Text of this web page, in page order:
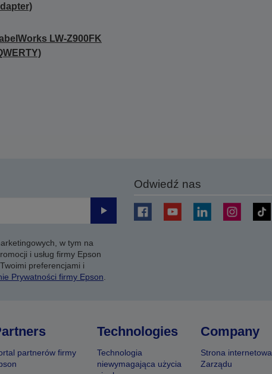
LW-Z900FK
Prześlij
w tym na
i usług firmy Epson
preferencjami i
Prywatności firmy Epson
Odwiedź nas
partnerów firmy
Technologies
Technologia
niewymagająca użycia
Company
Strona internetowa
Zarządu